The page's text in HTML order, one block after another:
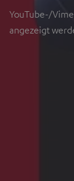
YouTube-/
angezeigt